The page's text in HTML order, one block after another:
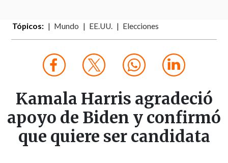
Tópicos: Mundo EE.UU. Elecciones
Kamala Harris agradeció
apoyo de Biden y confirmó
que quiere ser candidata